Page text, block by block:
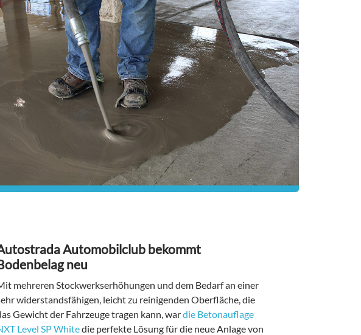
Automobilclub bekommt
neu
mehreren Stockwerkserhöhungen und dem Bedarf an einer
widerstandsfähigen, leicht zu reinigenden Oberfläche, die
Gewicht der Fahrzeuge tragen kann, wardie Betonauflage
Level SP Whitedie perfekte Lösung für die neue Anlage von